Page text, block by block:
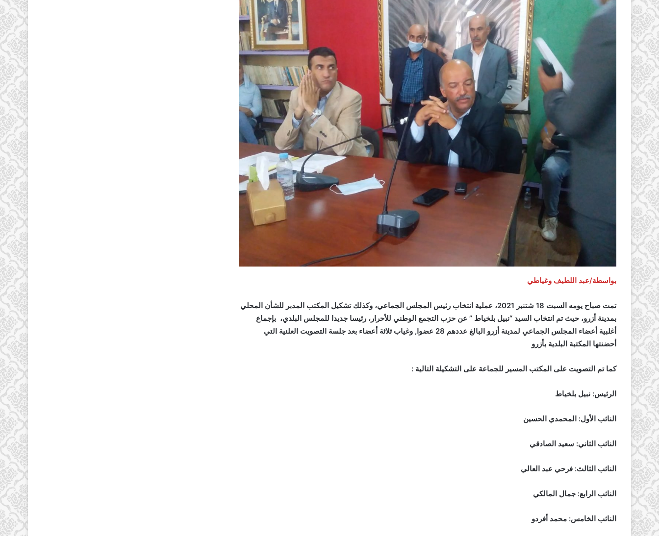
بواسطة/عبد اللطيف وغياطي
تمت صباح يومه السبت 18 شتنبر 2021، عملية انتخاب رئيس المجلس الجماعي، وكذلك تشكيل المكتب المدبر للشأن المحلي
بمدينة أزرو، حيث تم انتخاب السيد “نبيل بلخياط ” عن حزب التجمع الوطني للأحرار، رئيسا جديدا للمجلس البلدي، بإجماع
أغلبية أعضاء المجلس الجماعي لمدينة أزرو البالغ عددهم 28 عضوا, وغياب ثلاثة أعضاء بعد جلسة التصويت العلنية التي
أحضنتها المكتبة البلدية بأزرو
كما تم التصويت على المكتب المسير للجماعة على التشكيلة التالية :
الرئيس: نبيل بلخياط
النائب الأول: المحمدي الحسين
النائب الثاني: سعيد الصادقي
النائب الثالث: فرحي عبد العالي
النائب الرابع: جمال المالكي
النائب الخامس: محمد أفردو